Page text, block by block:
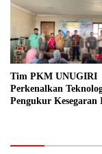
Tim PKM UNUGIRI
Perkenalkan
Pengukur Kesegaran